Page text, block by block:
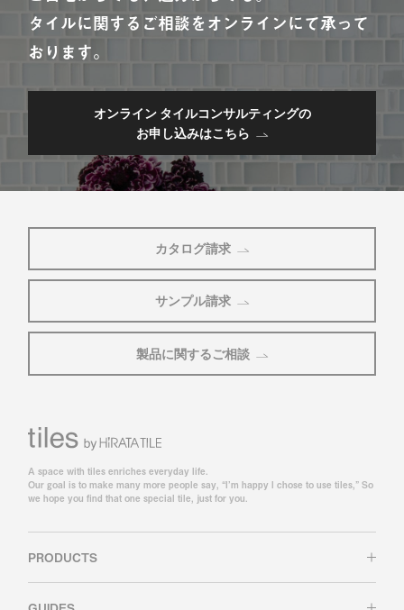
タイルに関するご相談をオンラインにて承って
おります。
オンライン タイルコンサルティングの
お申し込みはこちら
カタログ請求
サンプル請求
製品に関するご相談
A space with tiles enriches everyday life.
Our goal is to make many more people say, “I’m happy I chose to use tiles,” So
we hope you find that one special tile, just for you.
PRODUCTS